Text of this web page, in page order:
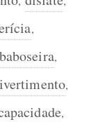
,
baboseira,
,
,